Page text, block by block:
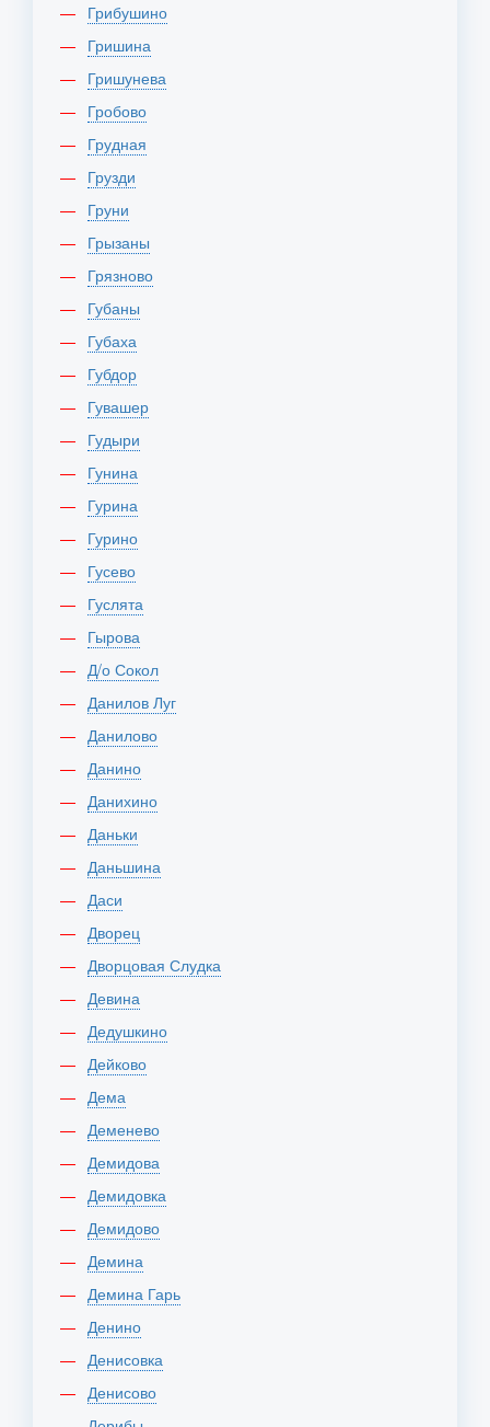
Грибушино
Гришина
Гришунева
Гробово
Грудная
Грузди
Груни
Грызаны
Грязново
Губаны
Губаха
Губдор
Гувашер
Гудыри
Гунина
Гурина
Гурино
Гусево
Гуслята
Гырова
Д/о Сокол
Данилов Луг
Данилово
Данино
Данихино
Даньки
Даньшина
Даси
Дворец
Дворцовая Слудка
Девина
Дедушкино
Дейково
Дема
Деменево
Демидова
Демидовка
Демидово
Демина
Демина Гарь
Денино
Денисовка
Денисово